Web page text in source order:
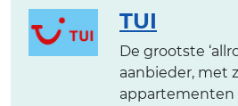
TUI
De grootste
aanbieder, met
appartementen